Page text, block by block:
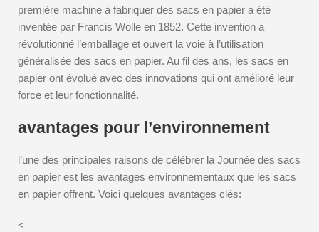
première machine à fabriquer des sacs en papier a été
inventée par Francis Wolle en 1852. Cette invention a
révolutionné l’emballage et ouvert la voie à l’utilisation
généralisée des sacs en papier. Au fil des ans, les sacs en
papier ont évolué avec des innovations qui ont amélioré leur
force et leur fonctionnalité.
avantages pour l’environnement
l’une des principales raisons de célébrer la Journée des sacs
en papier est les avantages environnementaux que les sacs
en papier offrent. Voici quelques avantages clés:
<